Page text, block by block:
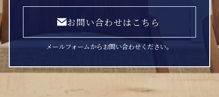
お問い合わせはこちら
メールフォームからお問い合わせください。